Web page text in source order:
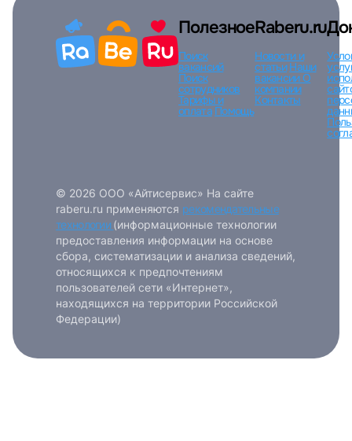
Полезное
Поиск
вакансий
Поиск
сотрудников
Тарифы и
оплата Помощь
Raberu.ru
Новости и
статьи Наши
вакансииО
компании
Контакты
© 2026 ООО «Айтисервис» На сайте
raberu.ru применяются рекомендательные
технологии (информационные технологии
предоставления информации на основе
сбора, систематизации и анализа сведений,
относящихся к предпочтениям
пользователей сети «Интернет»,
находящихся на территории Российской
Федерации)